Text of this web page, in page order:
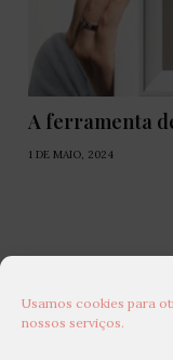
Usamos cookies para
nossos serviços.
A ferramenta
1 DE MAIO, 2024